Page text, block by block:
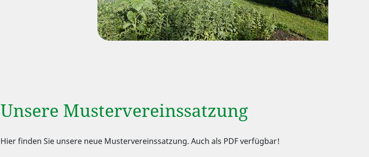
Unsere Mustervereinssatzung
Hier finden Sie unsere neue Mustervereinssatzung. Auch als PDF verfügbar!